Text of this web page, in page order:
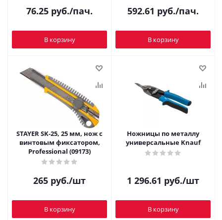
76.25 руб./пач.
В корзину
592.61 руб./пач.
В корзину
STAYER SK-25, 25 мм, нож с
винтовым фиксатором,
Professional (09173)
265 руб./шт
В корзину
Ножницы по металлу
универсальные Knauf
1 296.61 руб./шт
В корзину